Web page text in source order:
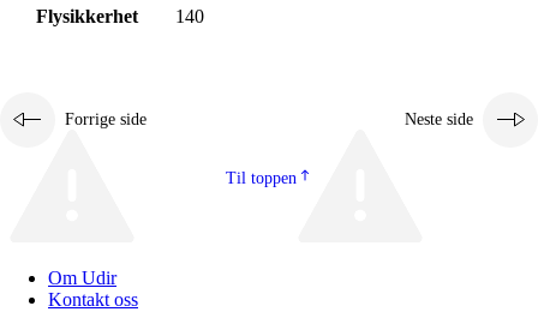
Tverrfaglige temaer
Flysikkerhet
140
Forrige side Neste side
Til toppen
Om Udir
Kontakt oss